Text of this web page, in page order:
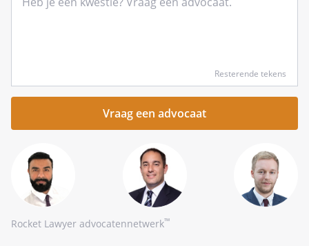
hier
kort
vraag
Resterende tekens
Rocket Lawyer advocatennetwerk™